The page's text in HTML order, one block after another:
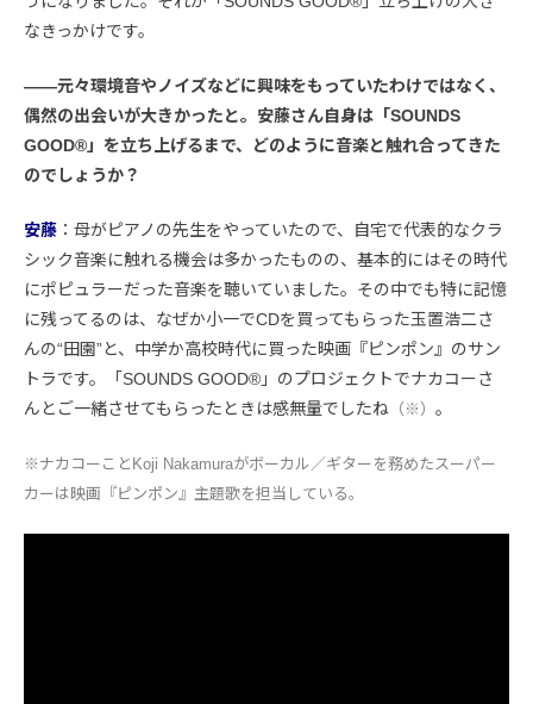
なきっかけです。
――元々環境音やノイズなどに興味をもっていたわけではなく、
偶然の出会いが大きかったと。安藤さん自身は「SOUNDS
GOOD®︎」を立ち上げるまで、どのように音楽と触れ合ってきた
のでしょうか？
安藤 ：母がピアノの先生をやっていたので、自宅で代表的なクラ
シック音楽に触れる機会は多かったものの、基本的にはその時代
にポピュラーだった音楽を聴いていました。その中でも特に記憶
に残ってるのは、なぜか小一でCDを買ってもらった玉置浩二さ
んの“田園”と、中学か高校時代に買った映画『ピンポン』のサン
トラです。「SOUNDS GOOD®︎」のプロジェクトでナカコーさ
んとご一緒させてもらったときは感無量でしたね （※） 。
※ナカコーことKoji Nakamuraがボーカル／ギターを務めたスーパー
カーは映画『ピンポン』主題歌を担当している。